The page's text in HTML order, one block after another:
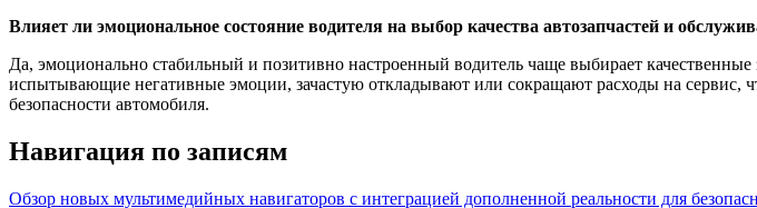
Влияет ли эмоциональное состояние водителя на выбор качества автозапчастей и
Да, эмоционально стабильный и позитивно настроенный водитель чаще выбирает
испытывающие негативные эмоции, зачастую откладывают или сокращают расходы на сервис,
безопасности автомобиля.
Навигация по записям
Обзор новых мультимедийных навигаторов с интеграцией дополненной реальности для